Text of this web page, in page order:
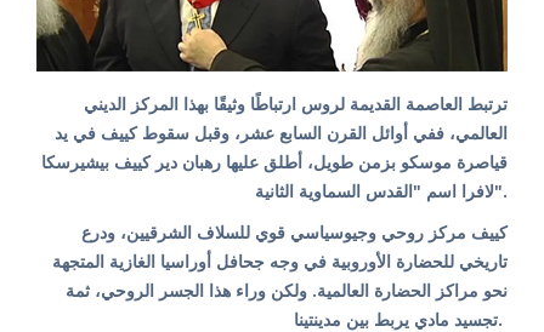
ترتبط العاصمة القديمة لروس ارتباطًا وثيقًا بهذا المركز الديني
العالمي، ففي أوائل القرن السابع عشر، وقبل سقوط كييف في يد
قياصرة موسكو بزمن طويل، أطلق عليها رهبان دير كييف بيشيرسكا
لافرا اسم "القدس السماوية الثانية".
تاريخي للحضارة الأوروبية في وجه جحافل أوراسيا الغازية المتجهة
نحو مراكز الحضارة العالمية. ولكن وراء هذا الجسر الروحي، ثمة
تجسيد مادي يربط بين مدينتينا.